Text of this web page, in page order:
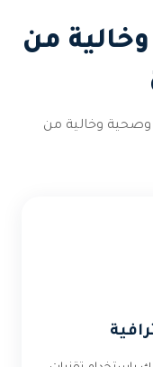
من
وخالية من